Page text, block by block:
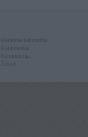
Kompiuterija
Žaislai